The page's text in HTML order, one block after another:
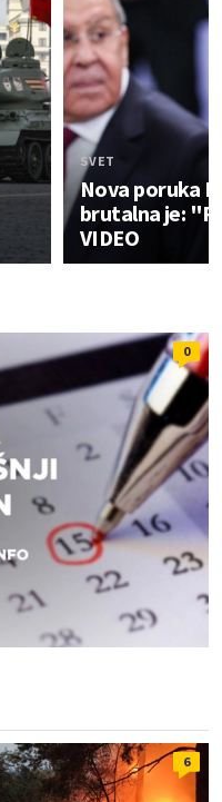
SVET
Nova poruka
brutalna je:
VIDEO
0
6